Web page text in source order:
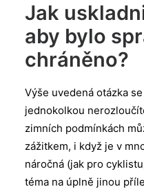
Jak
aby bylo
chráněno?
Výše uvedená otázka
jednokolkou
zimních podmínkách
zážitkem, i když je v
náročná (jak pro
téma na úplně jinou